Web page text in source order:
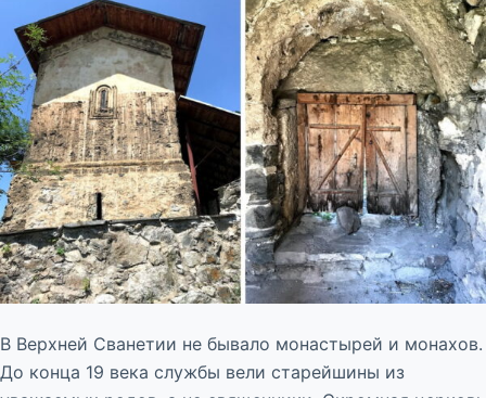
В Верхней Сванетии не бывало монастырей и монахов.
До конца 19 века службы вели старейшины из